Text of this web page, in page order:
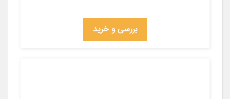
بررسی و خرید